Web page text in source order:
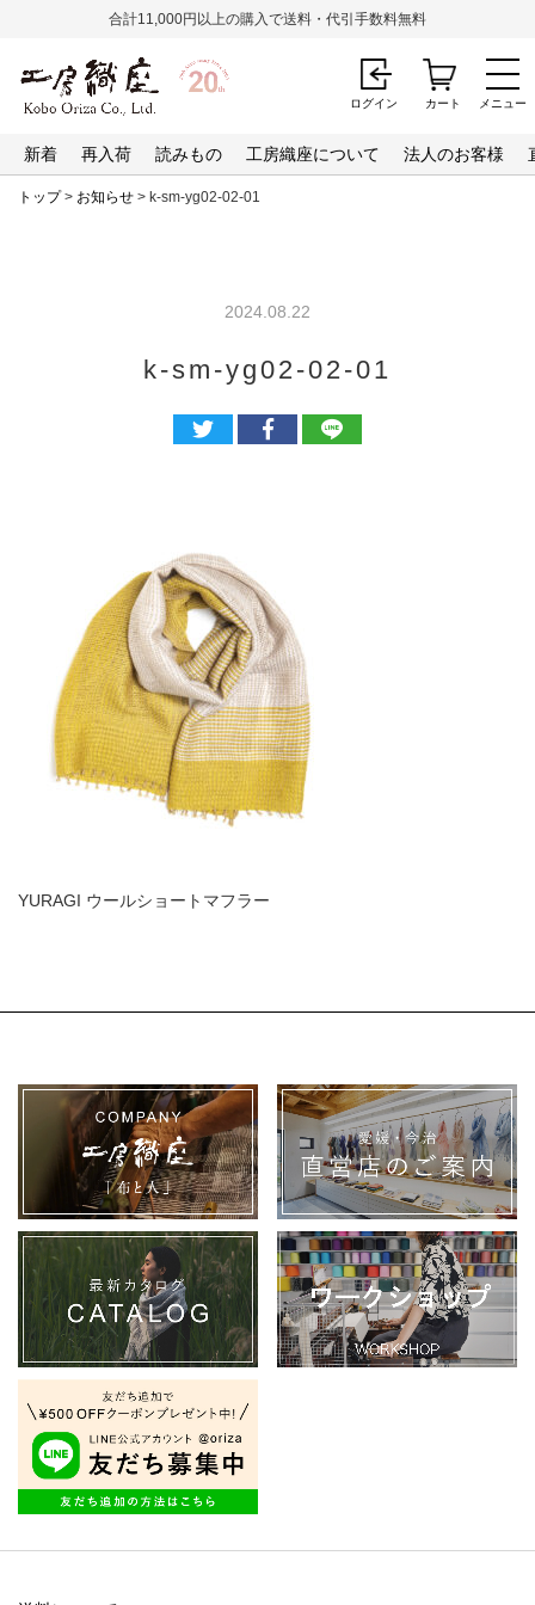
メニュー
合計11,000円以上の購入で送料・代引手数料無料
新着 再入荷 読みもの 工房織座について 法人のお客様
ログイン カート
トップ> お知らせ > k-sm-yg02-02-01
2024.08.22
k-sm-yg02-02-01
YURAGI ウールショートマフラー